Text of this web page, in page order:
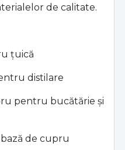
de calitate.
țuică
distilare
pentru bucătărie și
de cupru